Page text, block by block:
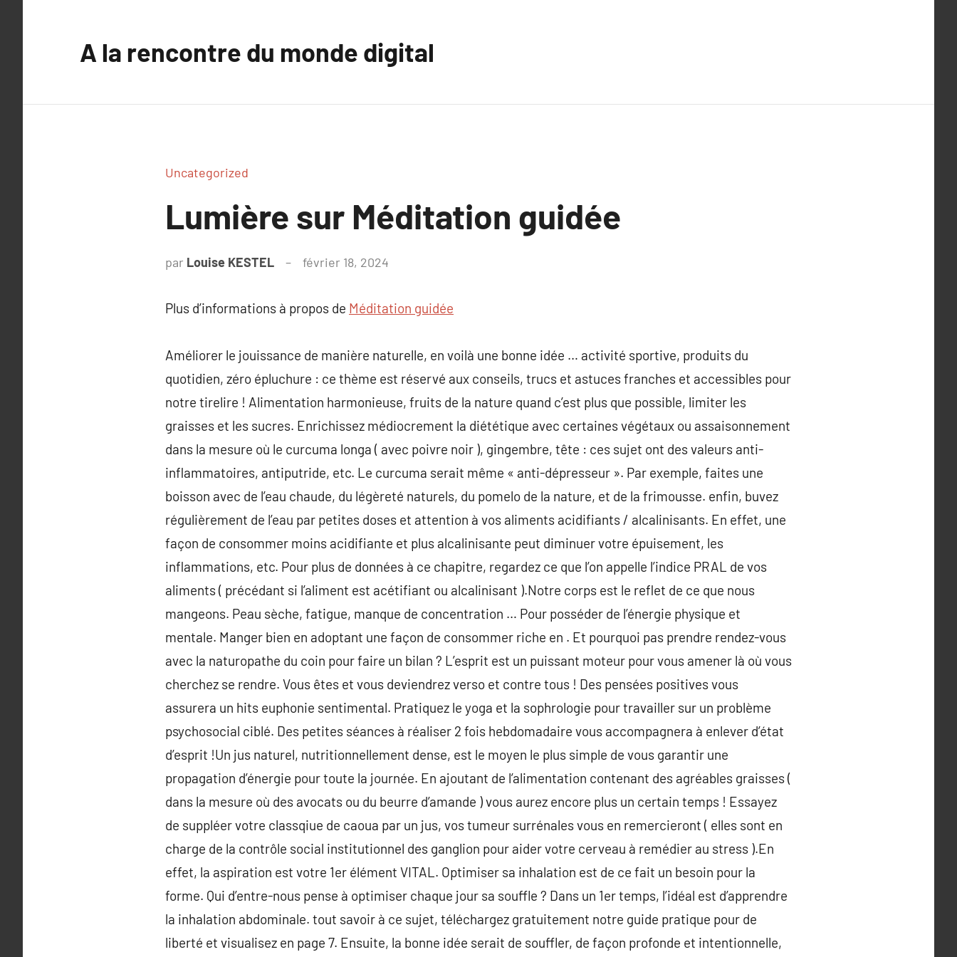
A la rencontre du monde digital
Uncategorized
Lumière sur Méditation guidée
par Louise KESTEL février 18, 2024
Plus d’informations à propos de Méditation guidée
Améliorer le jouissance de manière naturelle, en voilà une bonne idée … activité sportive, produits du
quotidien, zéro épluchure : ce thème est réservé aux conseils, trucs et astuces franches et accessibles pour
notre tirelire ! Alimentation harmonieuse, fruits de la nature quand c’est plus que possible, limiter les
graisses et les sucres. Enrichissez médiocrement la diététique avec certaines végétaux ou assaisonnement
dans la mesure où le curcuma longa ( avec poivre noir ), gingembre, tête : ces sujet ont des valeurs anti-
inflammatoires, antiputride, etc. Le curcuma serait même « anti-dépresseur ». Par exemple, faites une
boisson avec de l’eau chaude, du légèreté naturels, du pomelo de la nature, et de la frimousse. enfin, buvez
régulièrement de l’eau par petites doses et attention à vos aliments acidifiants / alcalinisants. En effet, une
façon de consommer moins acidifiante et plus alcalinisante peut diminuer votre épuisement, les
inflammations, etc. Pour plus de données à ce chapitre, regardez ce que l’on appelle l’indice PRAL de vos
aliments ( précédant si l’aliment est acétifiant ou alcalinisant ).Notre corps est le reflet de ce que nous
mangeons. Peau sèche, fatigue, manque de concentration … Pour posséder de l’énergie physique et
mentale. Manger bien en adoptant une façon de consommer riche en . Et pourquoi pas prendre rendez-vous
avec la naturopathe du coin pour faire un bilan ? L’esprit est un puissant moteur pour vous amener là où vous
cherchez se rendre. Vous êtes et vous deviendrez verso et contre tous ! Des pensées positives vous
assurera un hits euphonie sentimental. Pratiquez le yoga et la sophrologie pour travailler sur un problème
psychosocial ciblé. Des petites séances à réaliser 2 fois hebdomadaire vous accompagnera à enlever d’état
d’esprit !Un jus naturel, nutritionnellement dense, est le moyen le plus simple de vous garantir une
propagation d’énergie pour toute la journée. En ajoutant de l’alimentation contenant des agréables graisses (
dans la mesure où des avocats ou du beurre d’amande ) vous aurez encore plus un certain temps ! Essayez
de suppléer votre classqiue de caoua par un jus, vos tumeur surrénales vous en remercieront ( elles sont en
charge de la contrôle social institutionnel des ganglion pour aider votre cerveau à remédier au stress ).En
effet, la aspiration est votre 1er élément VITAL. Optimiser sa inhalation est de ce fait un besoin pour la
forme. Qui d’entre-nous pense à optimiser chaque jour sa souffle ? Dans un 1er temps, l’idéal est d’apprendre
la inhalation abdominale. tout savoir à ce sujet, téléchargez gratuitement notre guide pratique pour de
liberté et visualisez en page 7. Ensuite, la bonne idée serait de souffler, de façon profonde et intentionnelle,